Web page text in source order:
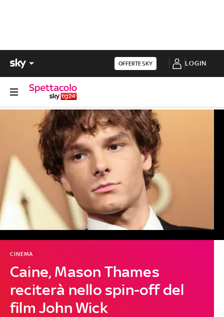
OFFERTE SKY LOGIN
Caine, Mason Thames
reciterà nello spin-off del
film John Wick
CINEMA